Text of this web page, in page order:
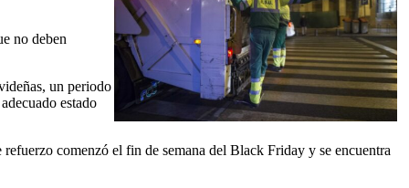
no deben
un periodo
estado
comenzó el fin de semana del Black Friday y se encuentra